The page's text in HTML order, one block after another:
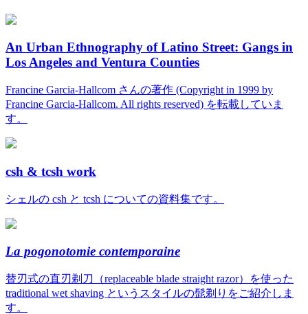
An Urban Ethnography of Latino Street: Gangs in
Los Angeles and Ventura Counties
Francine Garcia-Hallcom さんの著作 (Copyright in 1999 by
Francine Garcia-Hallcom. All rights reserved) を転載していま
す。
csh & tcsh work
シェルの csh と tcsh についての資料集です。
La pogonotomie contemporaine
替刃式の直刃剃刀（replaceable blade straight razor）を使った
traditional wet shaving というスタイルの髭剃りをご紹介しま
す。